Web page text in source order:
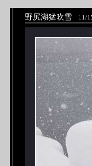
野尻湖猛吹雪 11/